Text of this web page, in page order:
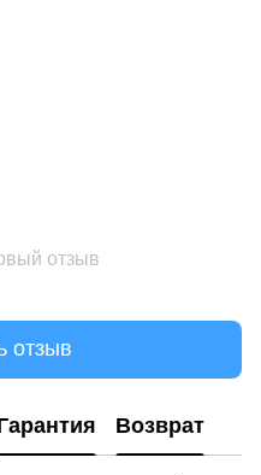
отзыв
отзыв
Возврат